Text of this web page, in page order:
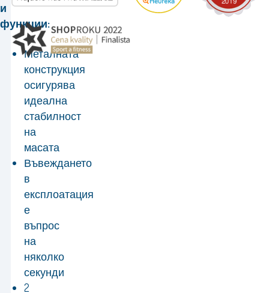
и
функции:
Металната
конструкция
осигурява
идеална
стабилност
на
масата
Въвеждането
в
експлоатация
е
въпрос
на
няколко
секунди
2